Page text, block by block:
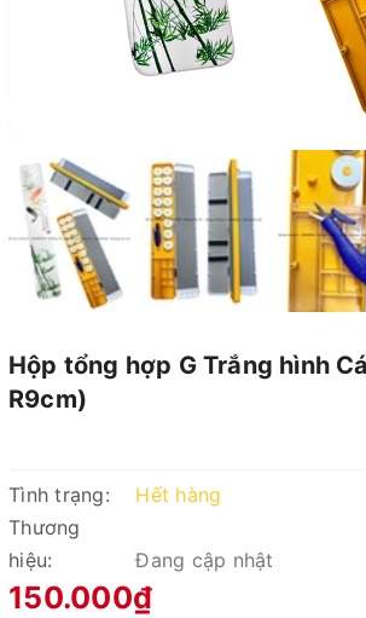
Hộp tổng hợp G Trắng hình
R9cm)
Tình trạng:
Hết hàng
Thương
hiệu:
Đang cập nhật
150.000₫